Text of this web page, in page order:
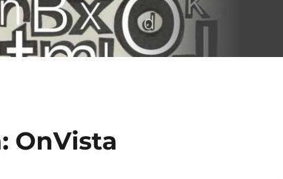
OnVista